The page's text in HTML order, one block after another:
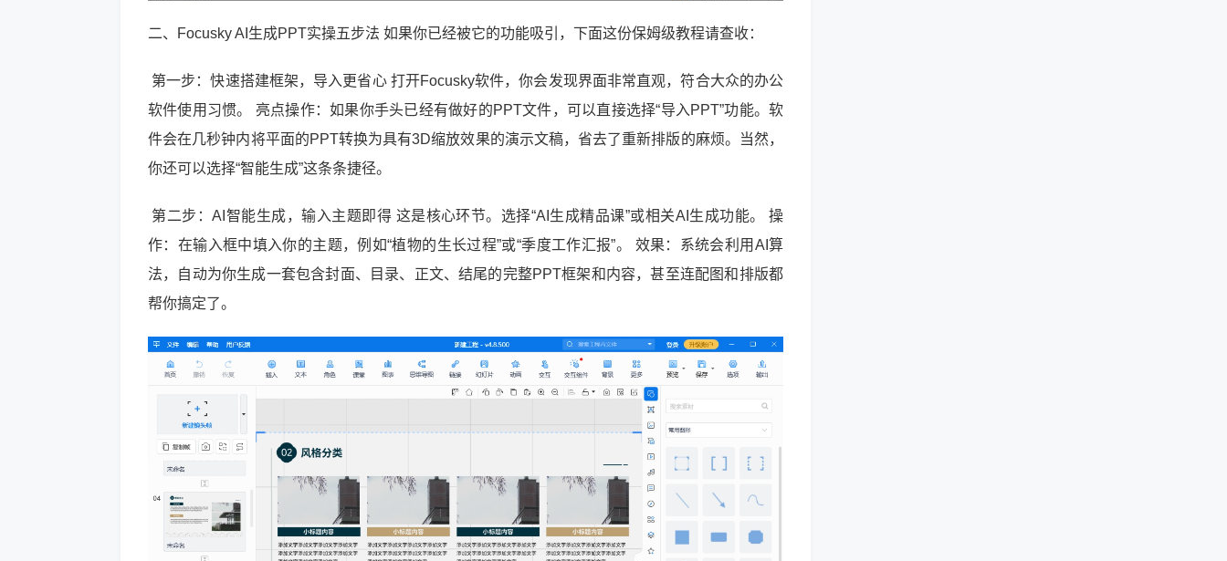
二、Focusky AI生成PPT实操五步法 如果你已经被它的功能吸引，下面这份保姆级教程请查收：
第一步：快速搭建框架，导入更省心 打开Focusky软件，你会发现界面非常直观，符合大众的办公
软件使用习惯。 亮点操作：如果你手头已经有做好的PPT文件，可以直接选择“导入PPT”功能。软
件会在几秒钟内将平面的PPT转换为具有3D缩放效果的演示文稿，省去了重新排版的麻烦。当然，
你还可以选择“智能生成”这条条捷径。
第二步：AI智能生成，输入主题即得 这是核心环节。选择“AI生成精品课”或相关AI生成功能。 操
作：在输入框中填入你的主题，例如“植物的生长过程”或“季度工作汇报”。 效果：系统会利用AI算
法，自动为你生成一套包含封面、目录、正文、结尾的完整PPT框架和内容，甚至连配图和排版都
帮你搞定了。